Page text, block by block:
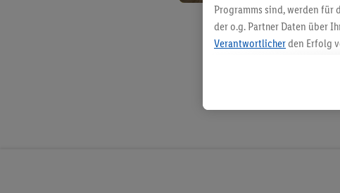
Programms sind, werden für
der o.g. Partner Daten über
Verantwortlicherden Erfolg
angereicherten Profilen.
Kaufverhalten in den Lidl-
genauen Standortdaten)
Erfolgsmessung der
Sicherung und Optimierung